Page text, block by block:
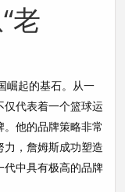
老
崛起的基石。从一
代表着一个篮球运
他的品牌策略非常
，詹姆斯成功塑造
代中具有极高的品牌